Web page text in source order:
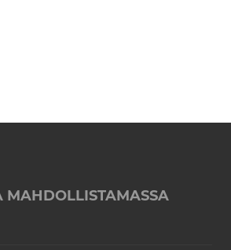
MAHDOLLISTAMASSA